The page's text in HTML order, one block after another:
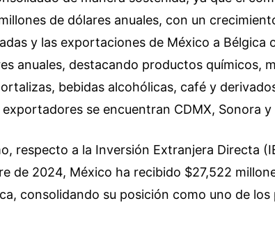
de dólares anuales, con un
y las exportaciones de México a Bélgica
anuales, destacando productos químicos,
bebidas alcohólicas, café y
se encuentran CDMX, Sonora y
respecto a la Inversión Extranjera Directa
de 2024, México ha recibido $27,522
consolidando su posición como uno de